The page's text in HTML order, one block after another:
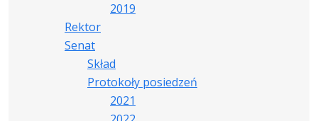
2019
Rektor
Senat
Skład
Protokoły posiedzeń
2021